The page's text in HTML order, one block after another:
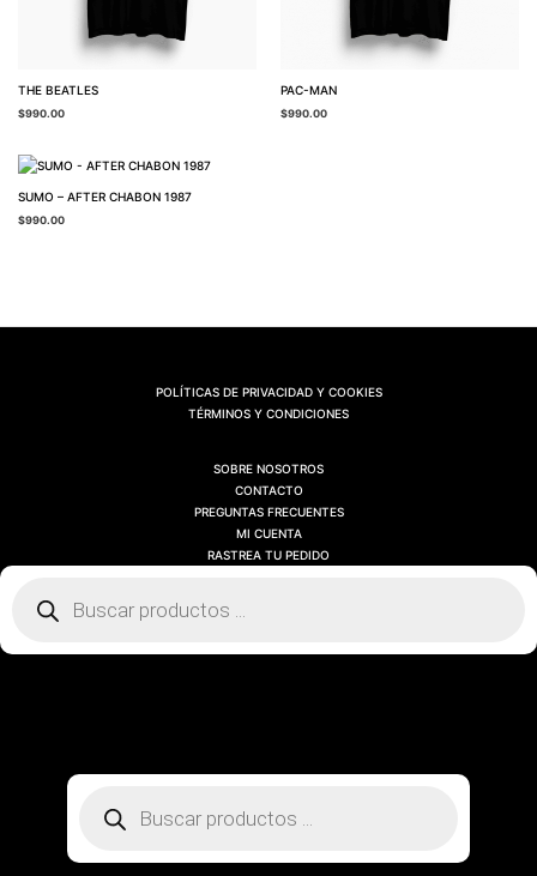
THE BEATLES
$990.00
PAC-MAN
$990.00
SUMO – AFTER CHABON 1987
$990.00
POLÍTICAS DE PRIVACIDAD Y COOKIES
TÉRMINOS Y CONDICIONES
SOBRE NOSOTROS
CONTACTO
PREGUNTAS FRECUENTES
MI CUENTA
RASTREA TU PEDIDO
Búsqueda
Búsqueda